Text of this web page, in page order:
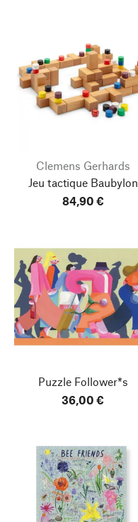
Clemens Gerhards
Jeu tactique Baubylon
84,90 €
Puzzle Follower*s
36,00 €